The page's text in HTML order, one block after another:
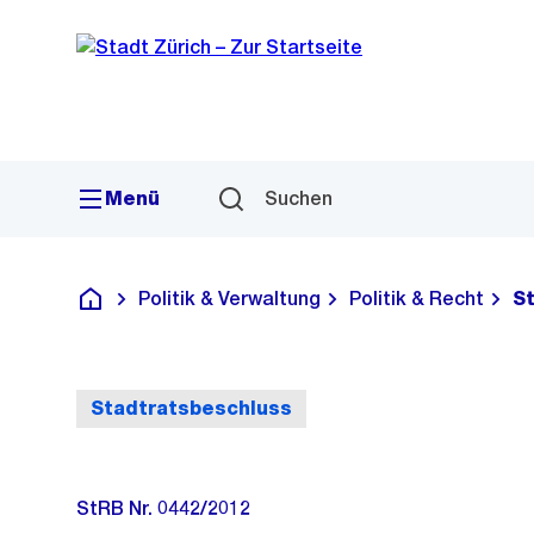
Navigation
Sprunglink
Menü Suchen
Deutsch
Politik & Verwaltung Politik & Recht
Stadtratsbeschluss
StRB Nr. 0442/2012